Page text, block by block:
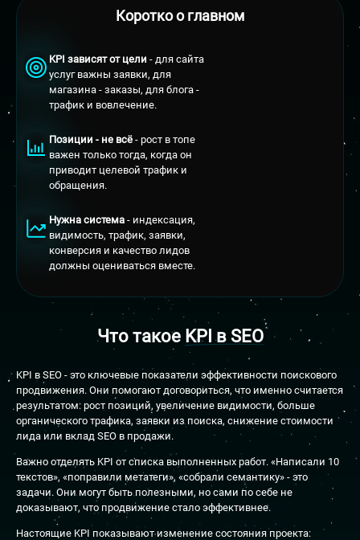
Коротко о главном
KPI зависят от цели - для сайта
услуг важны заявки, для
магазина - заказы, для блога -
трафик и вовлечение.
Позиции - не всё - рост в топе
важен только тогда, когда он
приводит целевой трафик и
обращения.
Нужна система - индексация,
видимость, трафик, заявки,
конверсия и качество лидов
должны оцениваться вместе.
Что такое KPI в SEO
KPI в SEO - это ключевые показатели эффективности поискового
продвижения. Они помогают договориться, что именно считается
результатом: рост позиций, увеличение видимости, больше
органического трафика, заявки из поиска, снижение стоимости
лида или вклад SEO в продажи.
Важно отделять KPI от списка выполненных работ. «Написали 10
текстов», «поправили метатеги», «собрали семантику» - это
задачи. Они могут быть полезными, но сами по себе не
доказывают, что продвижение стало эффективнее.
Настоящие KPI показывают изменение состояния проекта: